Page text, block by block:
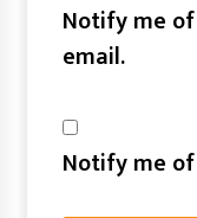
Notify me
email.
Notify me